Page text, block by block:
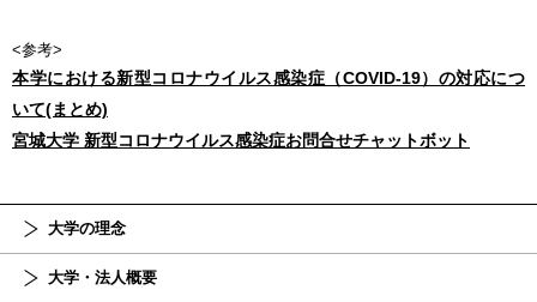
<参考>
本学における新型コロナウイルス感染症（COVID-19）の対応につ
いて(まとめ)
宮城大学 新型コロナウイルス感染症お問合せチャットボット
大学の理念
大学・法人概要